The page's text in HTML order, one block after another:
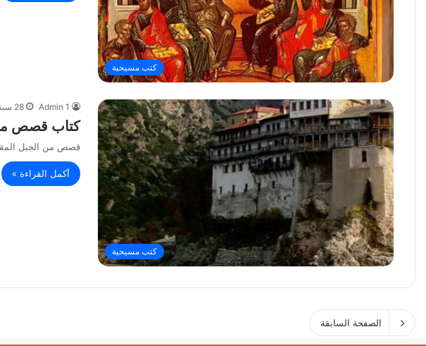
كتب مسيحية
كتب مسيحية
Admin 1 28 سبتمبر، 2021
كتاب قصص
قصص من الجبل
أكمل القراءة »
الصفحة السابقة